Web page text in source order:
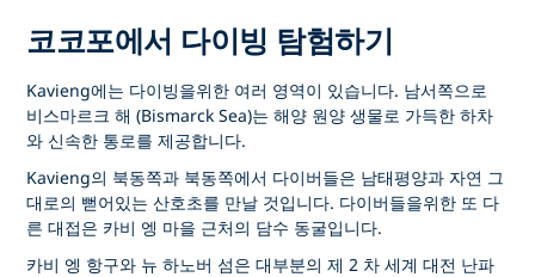
코코포에서 다이빙 탐험하기
Kavieng에는 다이빙을위한 여러 영역이 있습니다. 남서쪽으로
비스마르크 해 (Bismarck Sea)는 해양 원양 생물로 가득한 하차
와 신속한 통로를 제공합니다.
Kavieng의 북동쪽과 북동쪽에서 다이버들은 남태평양과 자연 그
대로의 뻗어있는 산호초를 만날 것입니다. 다이버들을위한 또 다
른 대접은 카비 엥 마을 근처의 담수 동굴입니다.
카비 엥 항구와 뉴 하노버 섬은 대부분의 제 2 차 세계 대전 난파